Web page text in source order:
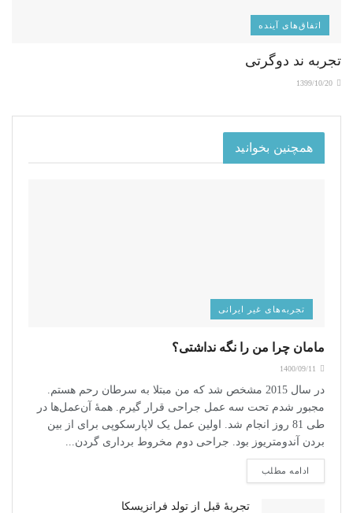
اتفاق‌های آینده
تجربه ند دوگرتی
همچنین بخوانید
تجربه‌های غیر ایرانی
مامان چرا من را نگه نداشتی؟
در سال 2015 مشخص شد که من مبتلا به سرطان رحم هستم.
مجبور شدم تحت سه عمل جراحی قرار گیرم. همۀ آن‌عمل‌ها در
طی 81 روز انجام شد. اولین عمل یک لاپارسکوپی برای از بین
بردن آندومتریوز بود. جراحی دوم مخروط برداری گردن...
ادامه مطلب
تجربۀ قبل از تولد فرانزیسکا